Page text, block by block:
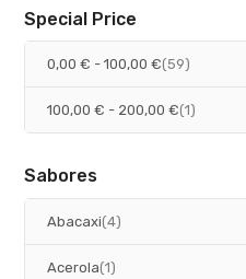
Special Price
0,00 € - 100,00 € 59
artigos
100,00 € - 200,00 € 1
artigo
Sabores
Abacaxi 4
artigos
Acerola 1
artigo